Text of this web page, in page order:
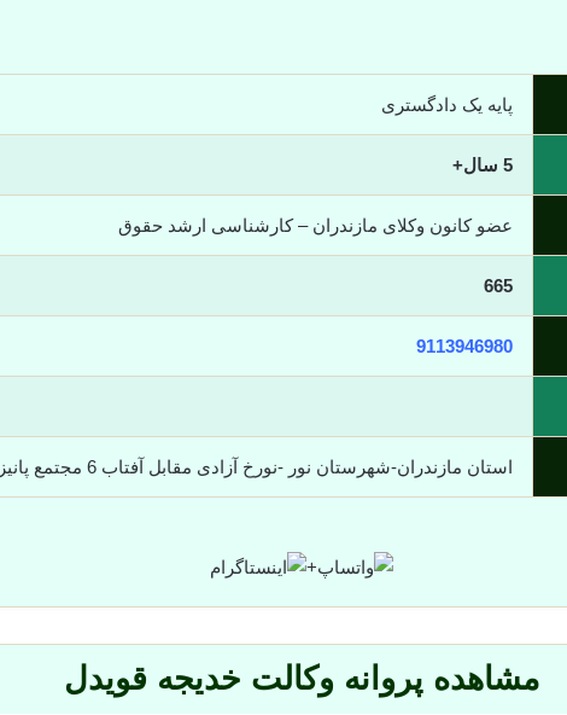
پایه یک دادگستری
5 سال+
عضو کانون وکلای مازندران – کارشناسی ارشد حقوق
665
9113946980
استان مازندران-شهرستان نور -نورخ آزادی مقابل آفتاب 6 مجتمع پانیز
+
مشاهده پروانه وکالت خدیجه قویدل